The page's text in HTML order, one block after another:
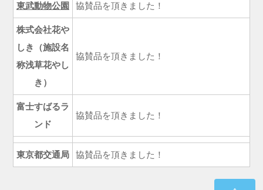
東武動物公園 協賛品を頂きました！
株式会社花や
しき（施設名
称浅草花やし
き）
協賛品を頂きました！
富士すばるラ
ンド
協賛品を頂きました！
東京都交通局 協賛品を頂きました！